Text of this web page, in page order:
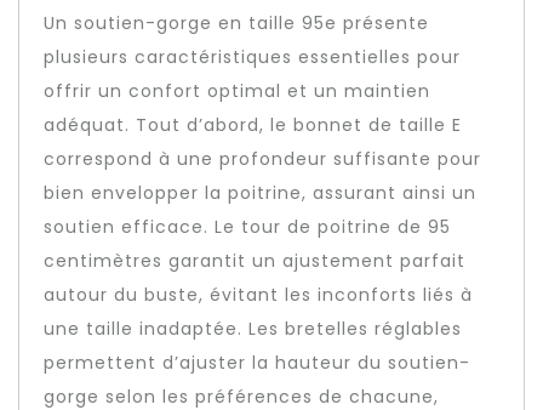
Un soutien-gorge en taille 95e présente
plusieurs caractéristiques essentielles pour
offrir un confort optimal et un maintien
adéquat. Tout d’abord, le bonnet de taille E
correspond à une profondeur suffisante pour
bien envelopper la poitrine, assurant ainsi un
soutien efficace. Le tour de poitrine de 95
centimètres garantit un ajustement parfait
autour du buste, évitant les inconforts liés à
une taille inadaptée. Les bretelles réglables
permettent d’ajuster la hauteur du soutien-
gorge selon les préférences de chacune,